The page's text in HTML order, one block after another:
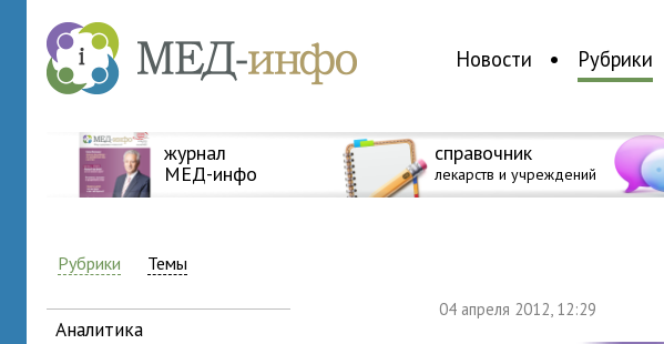
Новости Рубрики
журнал
МЕД-инфо
справочник
лекарств и учреждений
Рубрики Темы
аналитика
04 апреля 2012, 12:29